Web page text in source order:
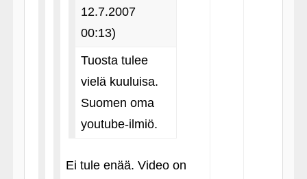
12.7.2007
00:13)
Tuosta tulee
vielä kuuluisa.
Suomen oma
youtube-ilmiö.
Ei tule enää. Video on